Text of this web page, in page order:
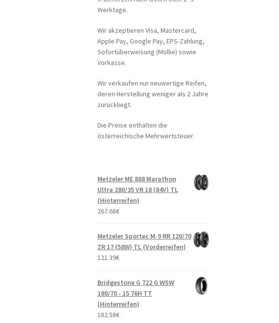
Werktage.
Wir akzeptieren Visa, Mastercard,
Apple Pay, Google Pay, EPS-Zahlung,
Sofortüberweisung (Mollie) sowie
Vorkasse.
Wir verkaufen nur neuwertige Reifen,
deren Herstellung weniger als 2 Jahre
zurückliegt.
Die Preise enthalten die
österreichische Mehrwertsteuer.
Metzeler ME 888 Marathon
Ultra 280/35 VR 18 (84V) TL
(Hinterreifen)
267.68€
Metzeler Sportec M-9 RR 120/70
ZR 17 (58W) TL (Vorderreifen)
121.39€
Bridgestone G 722 G WSW
180/70 - 15 76H TT
(Hinterreifen)
182.58€